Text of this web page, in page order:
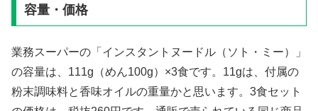
容量・価格
業務スーパーの「インスタントヌードル（ソト・ミー）」
の容量は、111g（めん100g）×3食です。11gは、付属の
粉末調味料と香味オイルの重量かと思います。3食セット